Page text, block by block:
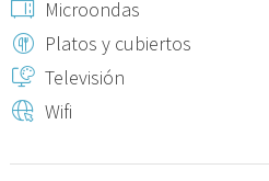
No podemos garantizar el early
abonarse mediante un enlace de
Los early check-in podrán solicitarse
Vivienda Turística. Licencia : EBI02761
Microondas
Platos y cubiertos
Televisión
Wifi